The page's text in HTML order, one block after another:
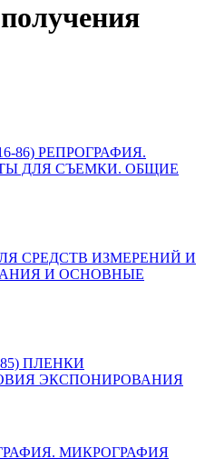
86) РЕПРОГРАФИЯ.
ДЛЯ СЪЕМКИ. ОБЩИЕ
СРЕДСТВ ИЗМЕРЕНИЙ И
И ОСНОВНЫЕ
85) ПЛЕНКИ
ЭКСПОНИРОВАНИЯ
МИКРОГРАФИЯ